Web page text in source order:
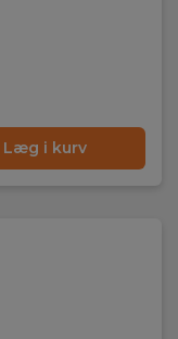
Læg i kurv